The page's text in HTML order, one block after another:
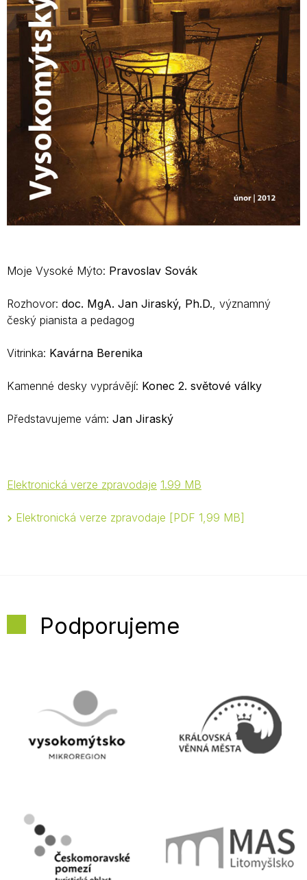
Moje Vysoké Mýto: Pravoslav Sovák
Rozhovor: doc. MgA. Jan Jiraský, Ph.D. , významný
český pianista a pedagog
Vitrinka: Kavárna Berenika
Kamenné desky vyprávějí: Konec 2. světové války
Představujeme vám: Jan Jiraský
Elektronická verze zpravodaje 1.99 MB
Elektronická verze zpravodaje PDF 1,99 MB
Podporujeme